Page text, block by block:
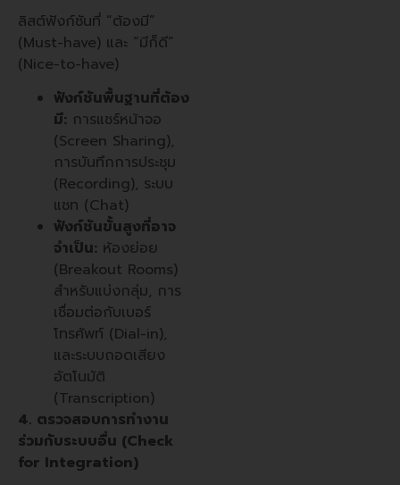
ลิสต์ฟังก์ชันที่ “ต้องมี”
(Must-have) และ “มีก็ดี”
(Nice-to-have)
ฟังก์ชันพื้นฐานที่ต้อง
มี: การแชร์หน้าจอ
(Screen Sharing),
การบันทึกการประชุม
(Recording), ระบบ
แชท (Chat)
ฟังก์ชันขั้นสูงที่อาจ
จำเป็น: ห้องย่อย
(Breakout Rooms)
สำหรับแบ่งกลุ่ม, การ
เชื่อมต่อกับเบอร์
โทรศัพท์ (Dial-in),
และระบบถอดเสียง
อัตโนมัติ
(Transcription)
4. ตรวจสอบการทำงาน
ร่วมกับระบบอื่น (Check
for Integration)